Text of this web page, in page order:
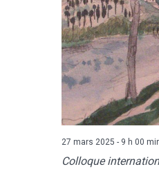
27 mars 2025 - 9 h 00
Colloque